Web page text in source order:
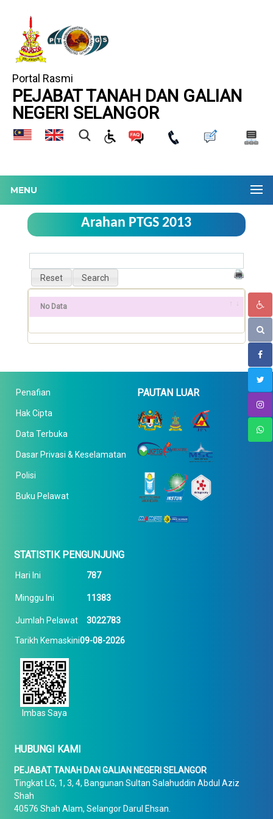
Portal Rasmi
PEJABAT TANAH DAN GALIAN
NEGERI SELANGOR
MENU
Arahan PTGS 2013
No Data
Penafian
Hak Cipta
Data Terbuka
Dasar Privasi & Keselamatan
Polisi
Buku Pelawat
PAUTAN LUAR
STATISTIK PENGUNJUNG
Hari Ini 787
Minggu Ini 11383
Jumlah Pelawat 3022783
Tarikh Kemaskini09-08-2026
Imbas Saya
HUBUNGI KAMI
PEJABAT TANAH DAN GALIAN NEGERI SELANGOR
Tingkat LG, 1, 3, 4, Bangunan Sultan Salahuddin Abdul Aziz
Shah
40576 Shah Alam, Selangor Darul Ehsan.